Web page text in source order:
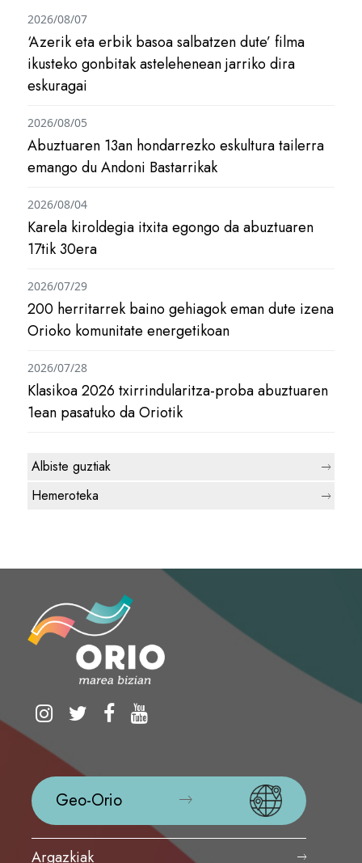
‘Azerik eta erbik basoa salbatzen dute’ filma
ikusteko gonbitak astelehenean jarriko dira
eskuragai
2026/08/07
Abuztuaren 13an hondarrezko eskultura tailerra
emango du Andoni Bastarrikak
2026/08/05
Karela kiroldegia itxita egongo da abuztuaren
17tik 30era
2026/08/04
200 herritarrek baino gehiagok eman dute izena
Orioko komunitate energetikoan
2026/07/29
Klasikoa 2026 txirrindularitza-proba abuztuaren
1ean pasatuko da Oriotik
2026/07/28
Albiste guztiak
Hemeroteka
Geo-Orio
Argazkiak